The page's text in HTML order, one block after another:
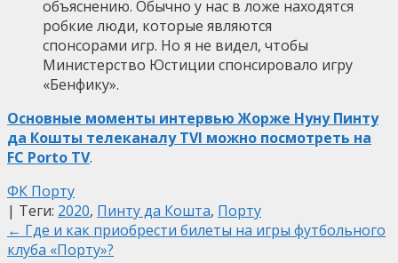
объяснению. Обычно у нас в ложе находятся
робкие люди, которые являются
спонсорами игр. Но я не видел, чтобы
Министерство Юстиции спонсировало игру
«Бенфику».
Основные моменты интервью Жорже Нуну Пинту
да Кошты телеканалу TVI можно посмотреть на
FC Porto TV.
ФК Порту
| Теги: 2020, Пинту да Кошта, Порту
Post
navigation
← Где и как приобрести билеты на игры футбольного
клуба «Порту»?